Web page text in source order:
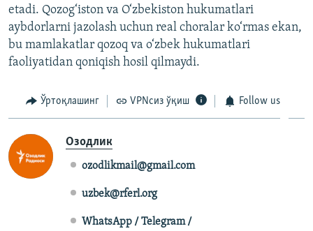
etadi. Qozog‘iston va O‘zbekiston hukumatlari
aybdorlarni jazolash uchun real choralar ko‘rmas ekan,
bu mamlakatlar qozoq va o‘zbek hukumatlari
faoliyatidan qoniqish hosil qilmaydi.
Ўртоқлашинг VPNсиз ўқиш Follow us
Озодлик
ozodlikmail@gmail.com
uzbek@rferl.org
WhatsApp / Telegram /